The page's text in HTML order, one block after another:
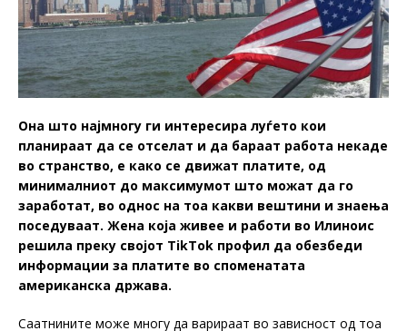
Она што најмногу ги интересира луѓето кои
планираат да се отселат и да бараат работа некаде
во странство, е како се движат платите, од
минималниот до максимумот што можат да го
заработат, во однос на тоа какви вештини и знаења
поседуваат. Жена која живее и работи во Илиноис
решила преку својот TikTok профил да обезбеди
информации за платите во споменатата
американска држава.
Саатнините може многу да варираат во зависност од тоа